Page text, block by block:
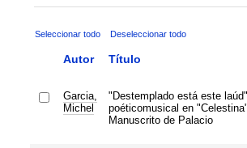
Seleccionar todo Deseleccionar todo
Autor Título
Garcia,
Michel
"Destemplado está este
poéticomusical en
Manuscrito de Palacio